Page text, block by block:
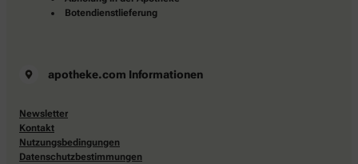
Botendienstlieferung
apotheke.com Informationen
Newsletter
Kontakt
Nutzungsbedingungen
Datenschutzbestimmungen